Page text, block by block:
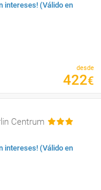
intereses! (Válido en
desde
422€
Centrum
intereses! (Válido en